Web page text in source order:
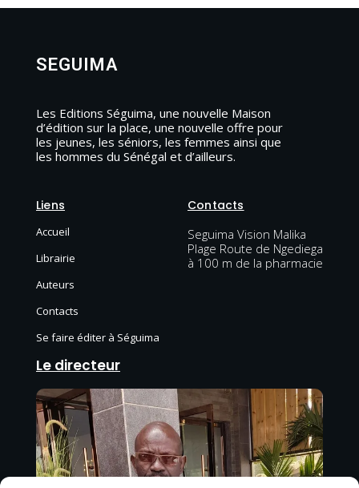
SEGUIMA
Les Editions Séguima, une nouvelle Maison
d’édition sur la place, une nouvelle offre pour
les jeunes, les séniors, les femmes ainsi que
les hommes du Sénégal et d’ailleurs.
Liens
Accueil
Librairie
Auteurs
Contacts
Se faire éditer à Séguima
Contacts
Seguima Vision Malika
Plage Route de Ngediega
à 100 m de la pharmacie
Le directeur